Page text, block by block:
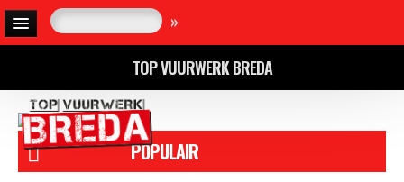
»
TOP VUURWERK BREDA
POPULAIR